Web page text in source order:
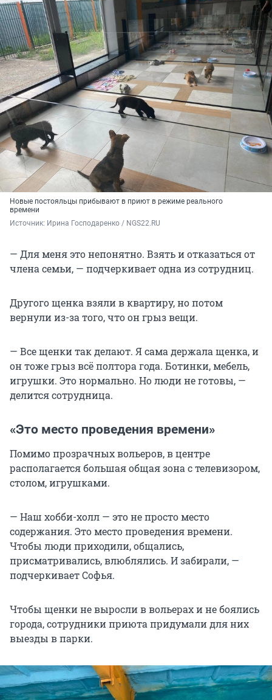
Новые постояльцы прибывают в приют в режиме реального
времени
Источник: Ирина Господаренко / NGS22.RU
— Для меня это непонятно. Взять и отказаться от
члена семьи, — подчеркивает одна из сотрудниц.
Другого щенка взяли в квартиру, но потом
вернули из-за того, что он грыз вещи.
— Все щенки так делают. Я сама держала щенка, и
он тоже грыз всё полтора года. Ботинки, мебель,
игрушки. Это нормально. Но люди не готовы, —
делится сотрудница.
«Это место проведения времени»
Помимо прозрачных вольеров, в центре
располагается большая общая зона с телевизором,
столом, игрушками.
— Наш хобби-холл — это не просто место
содержания. Это место проведения времени.
Чтобы люди приходили, общались,
присматривались, влюблялись. И забирали, —
подчеркивает Софья.
Чтобы щенки не выросли в вольерах и не боялись
города, сотрудники приюта придумали для них
выезды в парки.